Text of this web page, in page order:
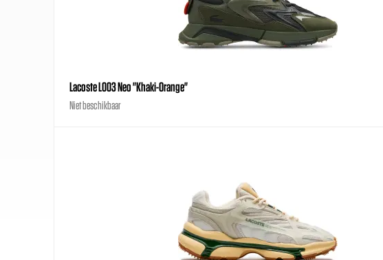
Lacoste L003 Neo "Khaki-Orange"
Niet beschikbaar